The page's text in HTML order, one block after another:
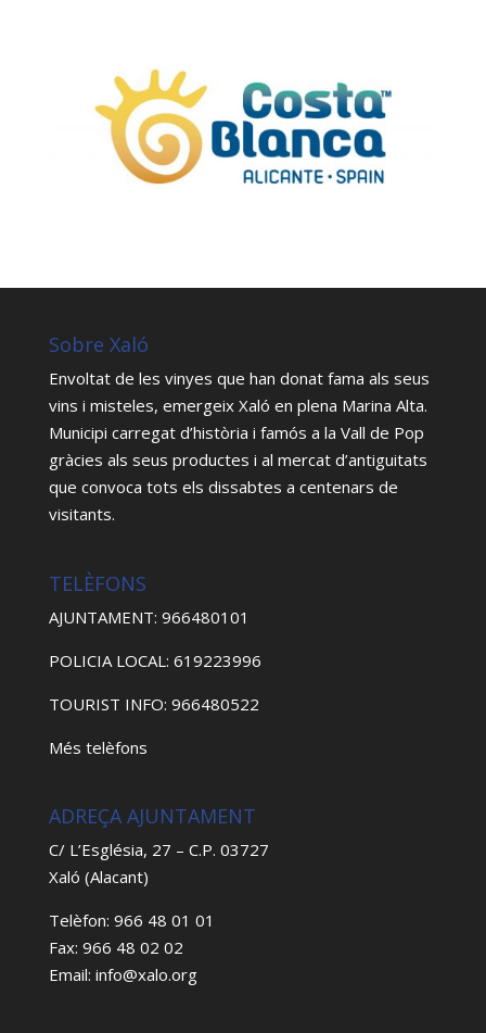
Sobre Xaló
Envoltat de les vinyes que han donat fama als seus
vins i misteles, emergeix Xaló en plena Marina Alta.
Municipi carregat d’història i famós a la Vall de Pop
gràcies als seus productes i al mercat d’antiguitats
que convoca tots els dissabtes a centenars de
visitants.
TELÈFONS
AJUNTAMENT: 966480101
POLICIA LOCAL: 619223996
TOURIST INFO: 966480522
Més telèfons
ADREÇA AJUNTAMENT
C/ L’Església, 27 – C.P. 03727
Xaló (Alacant)
Telèfon: 966 48 01 01
Fax: 966 48 02 02
Email: info@xalo.org